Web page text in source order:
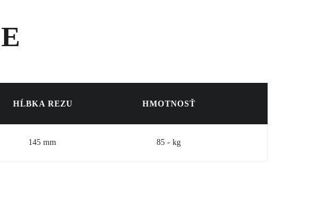
HĹBKA REZU HMOTNOSŤ
145 mm 85 - kg